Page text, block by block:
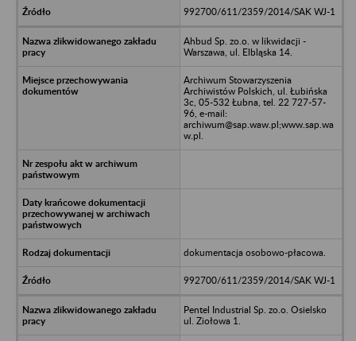
992700/611/2359/2014/SAK WJ-1
Ahbud Sp. zo.o. w likwidacji -
Warszawa, ul. Elbląska 14.
Archiwum Stowarzyszenia
Archiwistów Polskich, ul. Łubińska
3c, 05-532 Łubna, tel. 22 727-57-
96, e-mail:
archiwum@sap.waw.pl;www.sap.wa
w.pl.
dokumentacja osobowo-płacowa.
992700/611/2359/2014/SAK WJ-1
Pentel Industrial Sp. zo.o. Osielsko
ul. Ziołowa 1.